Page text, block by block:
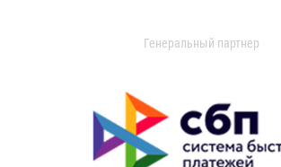
Генеральный партнер